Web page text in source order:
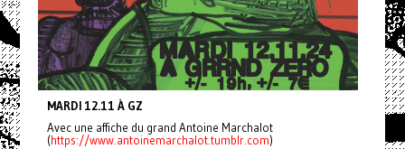
MARDI 12.11 À GZ
Avec une affiche du grand Antoine Marchalot
(https://www.antoinemarchalot.tumblr.com)